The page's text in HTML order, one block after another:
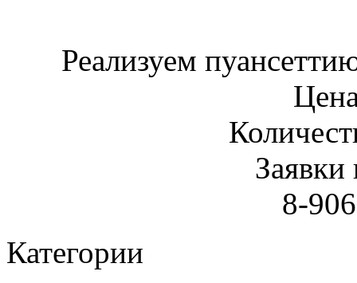
Реализуем
Заявки
8-
Категории